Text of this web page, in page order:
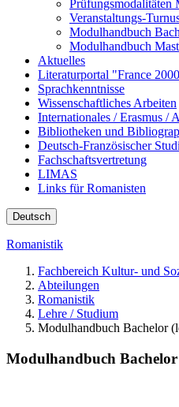
Prüfungsmodalitäten
Veranstaltungs-
Modulhandbuch
Modulhandbuch
Aktuelles
Literaturportal "France
Sprachkenntnisse
Wissenschaftliches Arbeiten
Internationales / Erasmus /
Bibliotheken und
Deutsch-Französischer
Fachschaftsvertretung
LIMAS
Links für Romanisten
Deutsch
Romanistik
Fachbereich Kultur- und
Abteilungen
Romanistik
Lehre / Studium
Modulhandbuch Bachelor
Modulhandbuch Bachelor